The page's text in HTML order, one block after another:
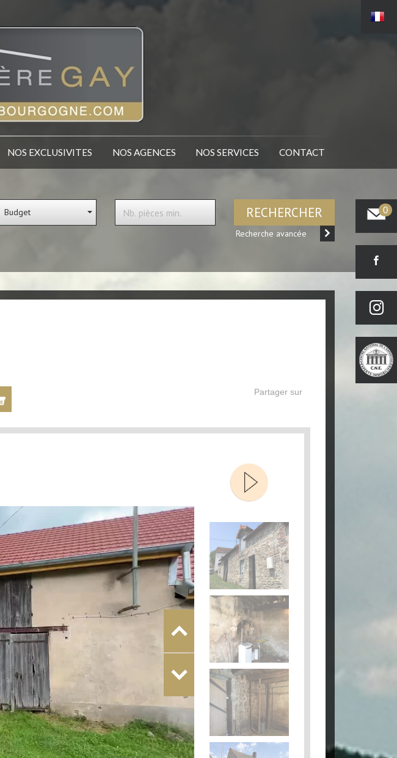
NOS EXCLUSIVITES NOS AGENCES NOS SERVICES CONTACT
0
Budget RECHERCHER
Recherche avancée
Partager sur